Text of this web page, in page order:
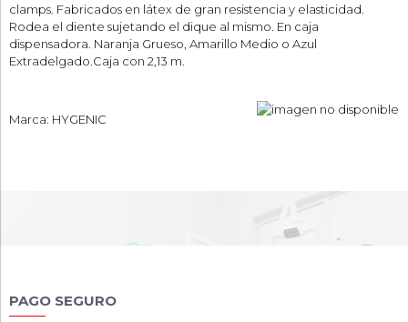
clamps. Fabricados en látex de gran resistencia y elasticidad.
Rodea el diente sujetando el dique al mismo. En caja
dispensadora. Naranja Grueso, Amarillo Medio o Azul
Extradelgado.Caja con 2,13 m.
Marca: HYGENIC
PAGO SEGURO